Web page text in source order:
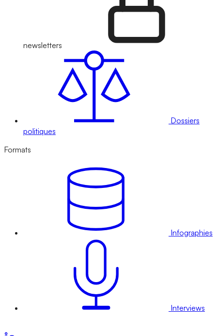
newsletters
Dossiers
politiques
Formats
Infographies
Interviews